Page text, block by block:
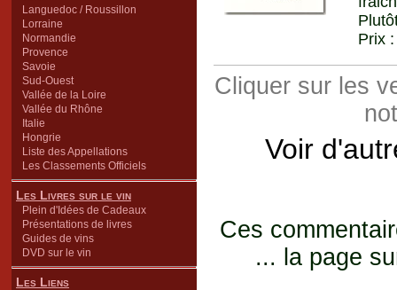
Languedoc / Roussillon
Lorraine
Normandie
Provence
Savoie
Sud-Ouest
Vallée de la Loire
Vallée du Rhône
Italie
Hongrie
Liste des Appellations
Les Classements Officiels
Les Livres sur le vin
Plein d'Idées de Cadeaux
Présentations de livres
Guides de vins
DVD sur le vin
Les Liens
Prix :
Cliquer sur les
Voir
Ces
... la page